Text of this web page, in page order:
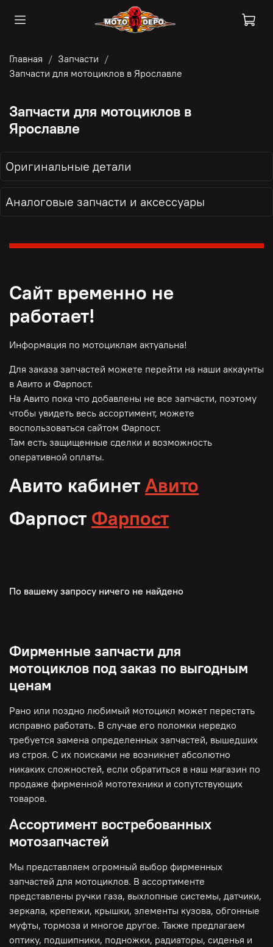
Главная
Запчасти
Запчасти для мотоциклов в Ярославле
Запчасти для мотоциклов в
Ярославле
Оригинальные детали
Аналоговые запчасти и аксессуары
Сайт временно не
работает!
Информация по мотоциклам актуальна!
Для заказа запчастей можете перейти на наши аккаунты
в Авито и Фарпост.
На Авито пока что добавлены не все запчасти, поэтому
чтобы увидеть весь ассортимент, можете
воспользоваться сайтом Фарпост.
Там есть защищенные сделки и возможность
оперативной оплаты.
Авито кабинетАвито
Фарпост Фарпост
По вашему запросу ничего не найдено
Фирменные запчасти для
мотоциклов под заказ по выгодным
ценам
Рано или поздно любимый мотоцикл может перестать
исправно работать. В случае его поломки нередко
требуется замена определенных запчастей, вышедших
из строя. С их поисками не возникнет абсолютно
никаких сложностей, если обратиться в наш магазин по
продаже фирменной мототехники и сопутствующих
товаров.
Ассортимент востребованных
мотозапчастей
Мы представляем огромный выбор фирменных
запчастей для мотоциклов. В ассортименте
представлены ручки газа, выхлопные системы, датчики,
зеркала, крепежи, крышки, элементы кузова, обгонные
муфты, тормоза и многое другое. Также предлагаем
оптику, подшипники, подножки, радиаторы, сиденья и